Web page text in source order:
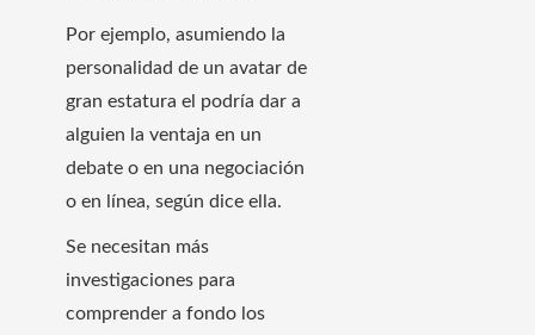
Por ejemplo, asumiendo la
personalidad de un avatar de
gran estatura el podría dar a
alguien la ventaja en un
debate o en una negociación
o en línea, según dice ella.
Se necesitan más
investigaciones para
comprender a fondo los